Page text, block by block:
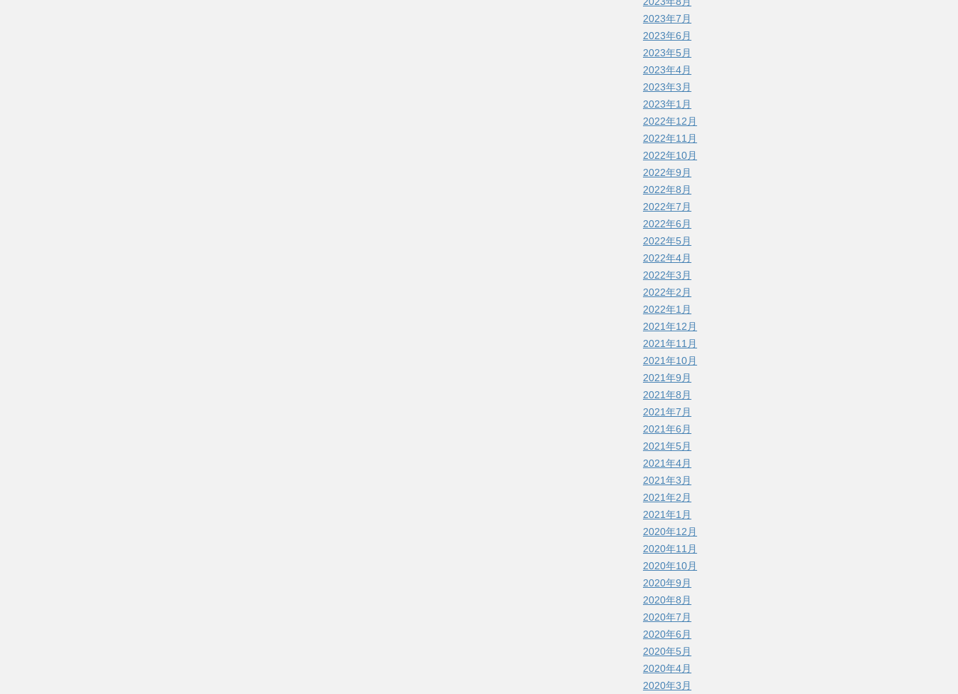
2023年7月
2023年6月
2023年5月
2023年4月
2023年3月
2023年1月
2022年12月
2022年11月
2022年10月
2022年9月
2022年8月
2022年7月
2022年6月
2022年5月
2022年4月
2022年3月
2022年2月
2022年1月
2021年12月
2021年11月
2021年10月
2021年9月
2021年8月
2021年7月
2021年6月
2021年5月
2021年4月
2021年3月
2021年2月
2021年1月
2020年12月
2020年11月
2020年10月
2020年9月
2020年8月
2020年7月
2020年6月
2020年5月
2020年4月
2020年3月